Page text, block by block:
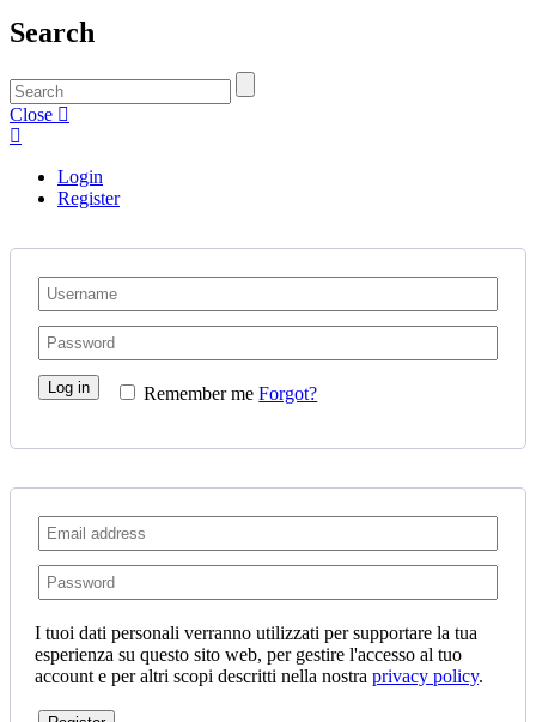
Search
Close
Login
Register
Remember me Forgot?
Log in
I tuoi dati personali verranno utilizzati per supportare la tua
esperienza su questo sito web, per gestire l'accesso al tuo
account e per altri scopi descritti nella nostra privacy policy.